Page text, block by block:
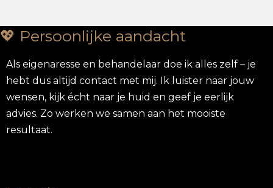
💖 Persoonlijke aandacht
Als eigenaresse en behandelaar doe ik alles zelf – je
hebt dus altijd contact met mij. Ik luister naar jouw
wensen, kijk écht naar je huid en geef je eerlijk
advies. Zo werken we samen aan het mooiste
resultaat.